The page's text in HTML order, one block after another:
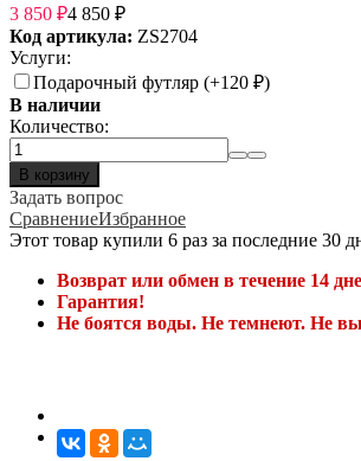
3 850 ₽4 850 ₽
Код артикула: ZS2704
Услуги:
Подарочный футляр (+120 ₽)
В наличии
Количество:
В корзину
Задать вопрос
СравнениеИзбранное
Этот товар купили 6 раз за последние 30
Возврат или обмен в течение 14
Гарантия!
Не боятся воды. Не темнеют. Не